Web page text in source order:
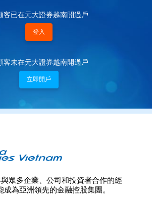
客已在元大證券越南開過戶
登入
客未在元大證券越南開過戶
立即開戶
眾多企業、公司和投資者合作的經
為亞洲領先的金融控股集團。